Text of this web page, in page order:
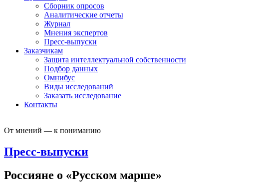
Сборник опросов
Аналитические отчеты
Журнал
Мнения экспертов
Пресс-выпуски
Заказчикам
Защита интеллектуальной собственности
Подбор данных
Омнибус
Виды исследований
Заказать исследование
Контакты
От мнений — к пониманию
Пресс-выпуски
Россияне о «Русском марше»